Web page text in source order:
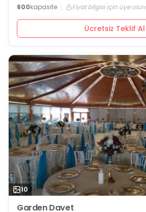
600kapasite Fiyat bilgisi için üye olun
Ücretsiz Teklif Al
10
Garden Davet